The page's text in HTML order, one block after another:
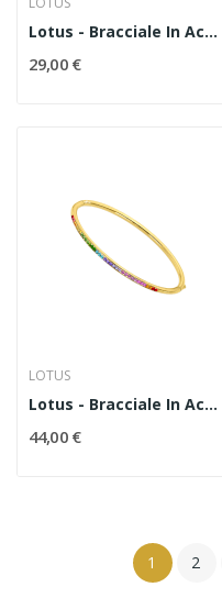
Lotus - Bracciale In Acciaio Codice LS2127/2/2
29,00 €
LOTUS
Lotus - Bracciale In Acciaio E Zirconi Colorati...
44,00 €
1 2